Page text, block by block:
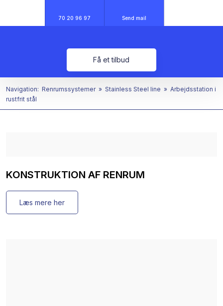
Få et tilbud
70 20 96 97 Send mail
Navigation:Renrumssystemer »Stainless Steel line »Arbejdsstation i
rustfrit stål
KONSTRUKTION AF RENRUM​
Læs mere her